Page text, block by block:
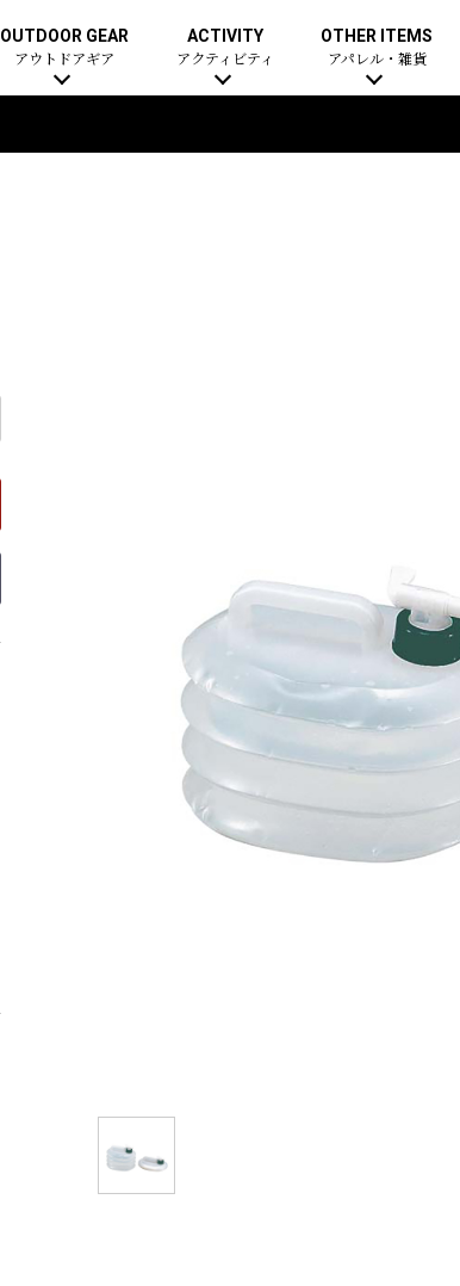
OUTDOOR GEAR
アウトドアギア
ACTIVITY
アクティビティ
OTHER ITEMS
アパレル・雑貨